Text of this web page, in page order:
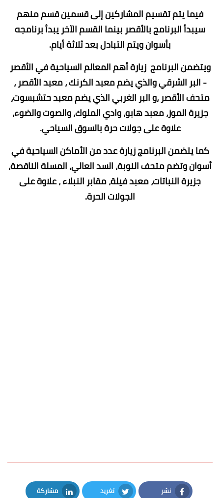
فيما يتم تقسيم المشاركين إلى قسمين قسم منهم
سيبدأ البرنامج بالأقصر بينما القسم الآخر يبدأ برنامجه
بأسوان ويتم التبادل بعد ثلاثة أيام.
ويتضمن البرنامج زيارة أهم المعالم السياحية في الأقصر
- البر الشرقي والذي يضم معبد الكرنك ، معبد الأقصر ،
متحف الأقصر ،و البر الغربي الذي يضم معبد حتشبسوت،
جزيرة الموز، معبد هابو، وادي الملوك، والصوت والضوء،
علاوة على جولات حرة بالسوق السياحي.
كما يتضمن البرنامج زيارة عدد من الأماكن السياحية في
أسوان وتضم متحف النوبة، السد العالي، المسلة الناقصة،
جزيرة النباتات، معبد فيلة، مقابر النبلاء ، علاوة على
الجولات الحرة.
نشر تغريد مشاركة